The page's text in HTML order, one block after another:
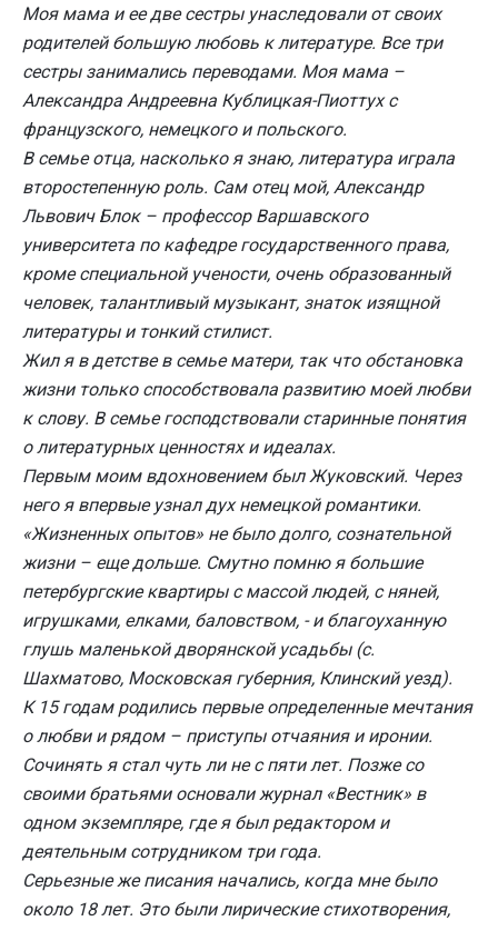
Моя мама и ее две сестры унаследовали от своих
родителей большую любовь к литературе. Все три
сестры занимались переводами. Моя мама –
Александра Андреевна Кублицкая-Пиоттух с
французского, немецкого и польского.
В семье отца, насколько я знаю, литература играла
второстепенную роль. Сам отец мой, Александр
Львович Блок – профессор Варшавского
университета по кафедре государственного права,
кроме специальной учености, очень образованный
человек, талантливый музыкант, знаток изящной
литературы и тонкий стилист.
Жил я в детстве в семье матери, так что обстановка
жизни только способствовала развитию моей любви
к слову. В семье господствовали старинные понятия
о литературных ценностях и идеалах.
Первым моим вдохновением был Жуковский. Через
него я впервые узнал дух немецкой романтики.
«Жизненных опытов» не было долго, сознательной
жизни – еще дольше. Смутно помню я большие
петербургские квартиры с массой людей, с няней,
игрушками, елками, баловством, - и благоуханную
глушь маленькой дворянской усадьбы (с.
Шахматово, Московская губерния, Клинский уезд).
К 15 годам родились первые определенные мечтания
о любви и рядом – приступы отчаяния и иронии.
Сочинять я стал чуть ли не с пяти лет. Позже со
своими братьями основали журнал «Вестник» в
одном экземпляре, где я был редактором и
деятельным сотрудником три года.
Серьезные же писания начались, когда мне было
около 18 лет. Это были лирические стихотворения,